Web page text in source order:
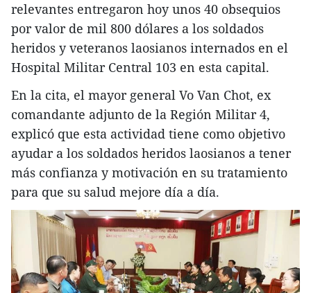
relevantes entregaron hoy unos 40 obsequios
por valor de mil 800 dólares a los soldados
heridos y veteranos laosianos internados en el
Hospital Militar Central 103 en esta capital.
En la cita, el mayor general Vo Van Chot, ex
comandante adjunto de la Región Militar 4,
explicó que esta actividad tiene como objetivo
ayudar a los soldados heridos laosianos a tener
más confianza y motivación en su tratamiento
para que su salud mejore día a día.